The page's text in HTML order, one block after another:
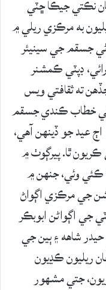
نڪتي جيڪا ڇٽي
به مرڪزي ريلي ۾
جسقم جي سينيئر
ڊپٽي ڪمشنر
ته ثقافتي ويس
کي خطاب ڪندي جسقم
اڳواڻ امجد میھيسر چيو ته سنڌين لا اڄ عيد جو ڏينهن آهي،
ٿا. پيرڳوٺ ۾
وئي، جنهن ۾
جي مرڪزي اڳواڻ
جي اڳواڻن ابوبڪر
شاھه ۽ ٻين جي
ريليون ڪڍيون
جتي مشهور